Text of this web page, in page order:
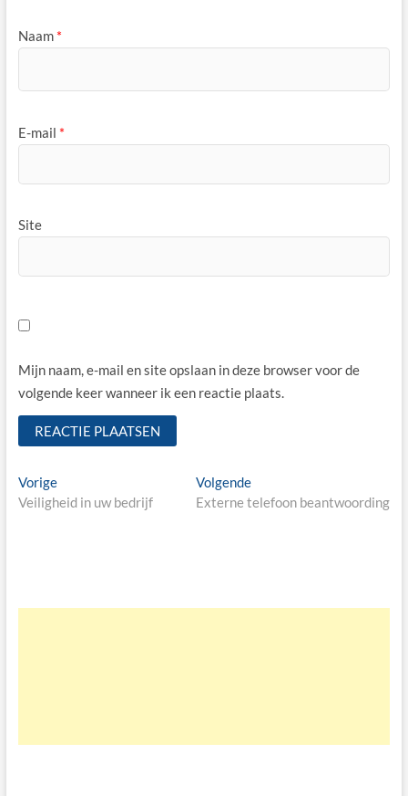
Naam *
E-mail *
Site
Mijn naam, e-mail en site opslaan in deze browser voor de
volgende keer wanneer ik een reactie plaats.
Bericht
navigatie
VorigeVorige
bericht:
Veiligheid in uw bedrijf
VolgendeVolgende
bericht:
Externe telefoon beantwoording